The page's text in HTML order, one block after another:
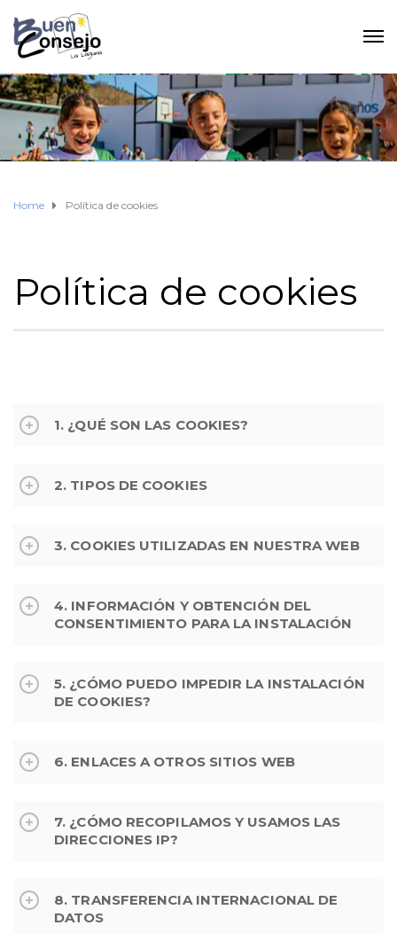
Home Política de cookies
Política de cookies
1. ¿QUÉ SON LAS COOKIES?
2. TIPOS DE COOKIES
3. COOKIES UTILIZADAS EN NUESTRA WEB
4. INFORMACIÓN Y OBTENCIÓN DEL
CONSENTIMIENTO PARA LA INSTALACIÓN
5. ¿CÓMO PUEDO IMPEDIR LA INSTALACIÓN
DE COOKIES?
6. ENLACES A OTROS SITIOS WEB
7. ¿CÓMO RECOPILAMOS Y USAMOS LAS
DIRECCIONES IP?
8. TRANSFERENCIA INTERNACIONAL DE
DATOS